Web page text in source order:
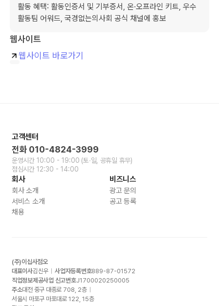
활동 혜택: 활동인증서 및 기부증서, 온·오프라인 키트, 우수
활동팀 어워드, 국경없는의사회 공식 채널에 홍보
웹사이트
웹사이트 바로가기
고객센터
전화 010-4824-3999
운영시간 10:00 - 19:00 (토∙일, 공휴일 휴무)
점심시간 12:30 - 14:00
회사
회사 소개
서비스 소개
채용
비즈니스
광고 문의
공고 등록
(주)이십사점오
대표이사김신우 사업자등록번호889-87-01572
직업정보제공사업 신고번호J1700020250005
주소대전 중구 대종로 708, 2층
서울시 마포구 마포대로 122, 15층